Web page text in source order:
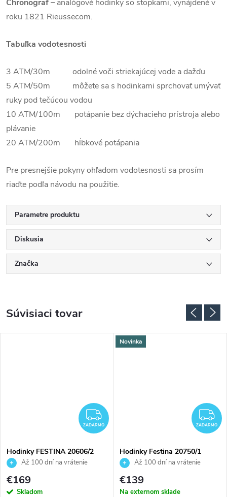
Chronograf – analógové hodinky so stopkami, vynájdené v
roku 1821 Rieussecom.
Tabuľka vodotesnosti
3 ATM/30m odolné voči striekajúcej vode a dažďu
5 ATM/50m môžete sa s hodinkami sprchovať umývať
ruky pod tečúcou vodou
10 ATM/100m potápanie bez dýchacieho prístroja alebo
plávanie
20 ATM/200m hĺbkové potápania
Pre presnejšie pokyny ohľadom vodotesnosti sa prosím
riaďte podľa návodu na použitie.
Parametre produktu
Diskusia
Značka
Súvisiaci tovar
ZADARMO
ZADARMO
Hodinky FESTINA 20606/2
Až 100 dní na vrátenie
tovaru. Autorizovaný predajca.
€169
Skladom
Novinka
ZADARMO
Hodinky Festina 20750/1
Až 100 dní na vrátenie
tovaru. Autorizovaný predajca.
€139
Na externom sklade